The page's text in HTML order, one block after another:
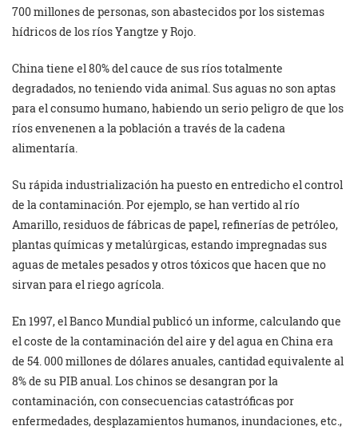
700 millones de personas, son abastecidos por los sistemas
hídricos de los ríos Yangtze y Rojo.
China tiene el 80% del cauce de sus ríos totalmente
degradados, no teniendo vida animal. Sus aguas no son aptas
para el consumo humano, habiendo un serio peligro de que los
ríos envenenen a la población a través de la cadena
alimentaría.
Su rápida industrialización ha puesto en entredicho el control
de la contaminación. Por ejemplo, se han vertido al río
Amarillo, residuos de fábricas de papel, refinerías de petróleo,
plantas químicas y metalúrgicas, estando impregnadas sus
aguas de metales pesados y otros tóxicos que hacen que no
sirvan para el riego agrícola.
En 1997, el Banco Mundial publicó un informe, calculando que
el coste de la contaminación del aire y del agua en China era
de 54. 000 millones de dólares anuales, cantidad equivalente al
8% de su PIB anual. Los chinos se desangran por la
contaminación, con consecuencias catastróficas por
enfermedades, desplazamientos humanos, inundaciones, etc.,